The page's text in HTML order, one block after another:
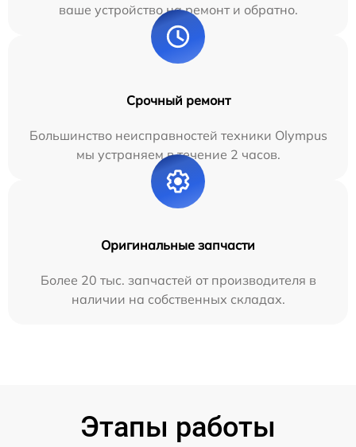
ваше устройство на ремонт и обратно.
Срочный ремонт
Большинство неисправностей техники Olympus
мы устраняем в течение 2 часов.
Оригинальные запчасти
Более 20 тыс. запчастей от производителя в
наличии на собственных складах.
Этапы работы